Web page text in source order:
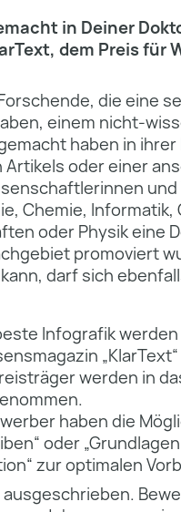
in Deiner
dem Preis
die eine
einem nicht-
haben in
oder einer
Chemie,
oder Physik eine
promoviert
darf sich
Infografik werden
werden in
haben die
oder
zur optimalen